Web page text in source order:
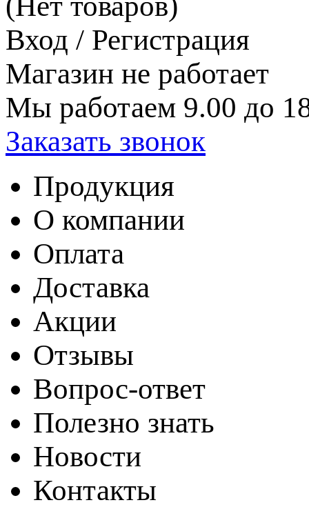
Вход / Регистрация
Магазин не работает
Мы работаем 9.00 до
Заказать звонок
Продукция
О компании
Оплата
Доставка
Акции
Отзывы
Вопрос-ответ
Полезно знать
Новости
Контакты